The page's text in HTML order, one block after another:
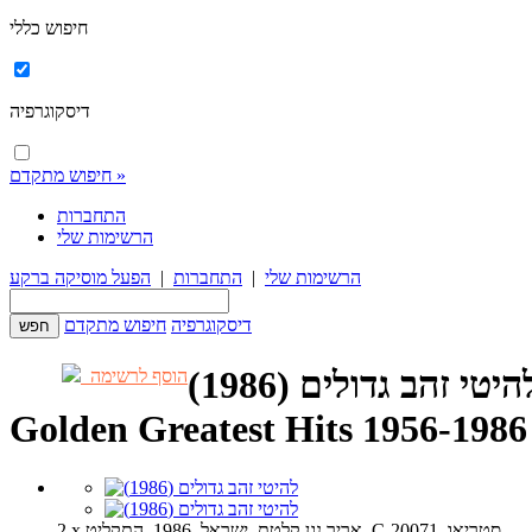
חיפוש כללי
חיפוש מתקדם »
התחברות
הרשימות שלי
הרשימות שלי | התחברות | הפעל מוסיקה ברקע
דיסקוגרפיה חיפוש מתקדם
הוסף לרשימה
זהב גדולים (1986)
Golden Greatest Hits 1956-1986